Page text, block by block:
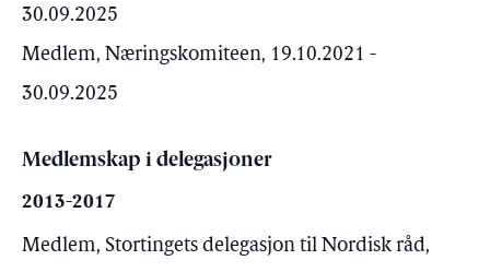
30.09.2025
Medlem, Næringskomiteen, 19.10.2021 -
30.09.2025
Medlemskap i delegasjoner
2013-2017
Medlem, Stortingets delegasjon til Nordisk råd,